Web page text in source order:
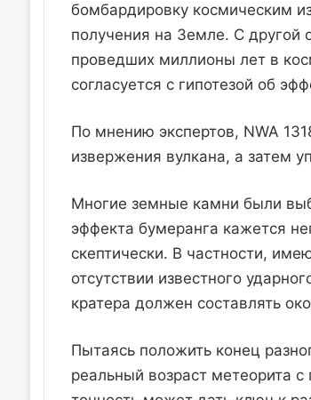
бомбардировку космическим
получения на Земле. С другой
проведших миллионы лет в
согласуется с гипотезой об
По мнению экспертов, NWA
извержения вулкана, а затем
Многие земные камни были
эффекта бумеранга кажется
скептически. В частности,
отсутствии известного
кратера должен составлять
Пытаясь положить конец
реальный возраст метеорита